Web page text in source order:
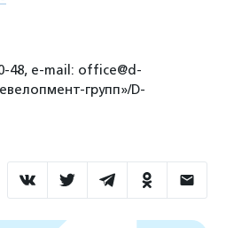
48, e-mail: office@d-
групп»/D-